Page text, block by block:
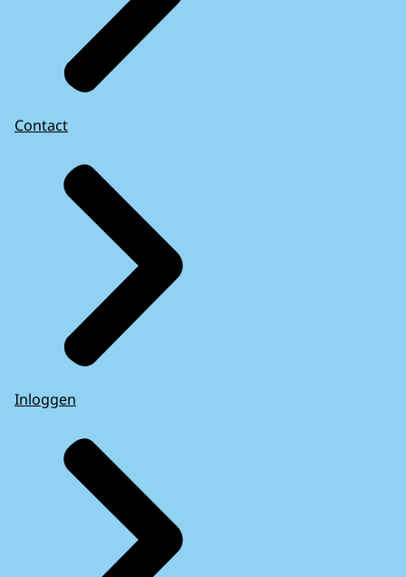
Contact
Inloggen